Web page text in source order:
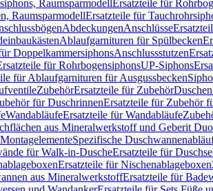
RaumsparmodellErsatzteile für
RaumsparmodellErsatzteile für
AbdeckungenAnschlüsse
Ablaufgarnituren für Spülbecken
DoppelkammersiphonsAnschlussstutzen
für RohrbogensiphonsUP-Siphons
für Ablaufgarnituren für Ausgussbecken
ZubehörErsatzteile für Zubehör
für DuschrinnenErsatzteile für Zubehör
WandabläufeErsatzteile für Wandabläufe
aus Mineralwerkstoff und Geberit
Spezifische
für Walk-in-DuscheErsatzteile für
Ersatzteile für Nischenablageboxen
aus MineralwerkstoffErsatzteile für